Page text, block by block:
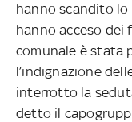
hanno scandito lo
hanno acceso dei
comunale è stata
l’indignazione
interrotto la
detto il